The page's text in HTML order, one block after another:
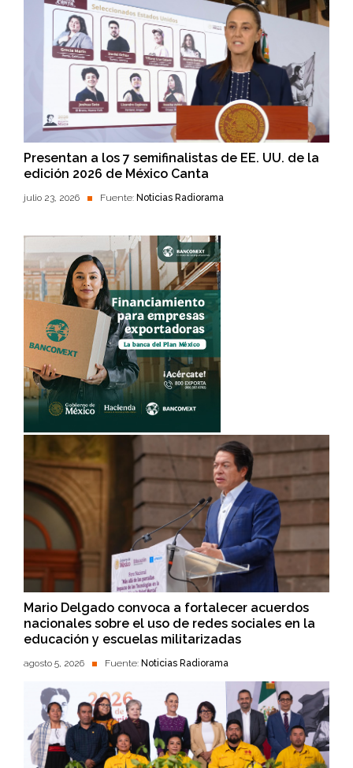
Presentan a los 7 semifinalistas de EE. UU. de la
edición 2026 de México Canta
julio 23, 2026 Fuente: Noticias Radiorama
Mario Delgado convoca a fortalecer acuerdos
nacionales sobre el uso de redes sociales en la
educación y escuelas militarizadas
agosto 5, 2026 Fuente: Noticias Radiorama